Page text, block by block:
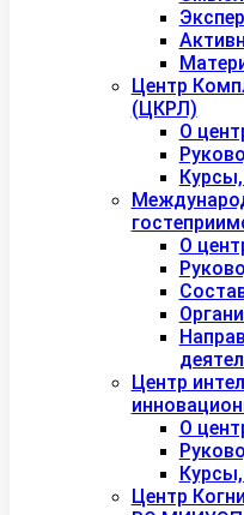
Центр
(ЦКРЛ)
О
О
Центр
О
Центр